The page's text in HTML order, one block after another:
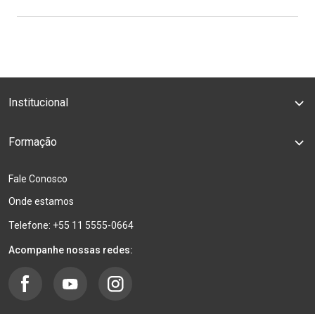
Institucional
Formação
Fale Conosco
Onde estamos
Telefone: +55 11 5555-0664
Acompanhe nossas redes: